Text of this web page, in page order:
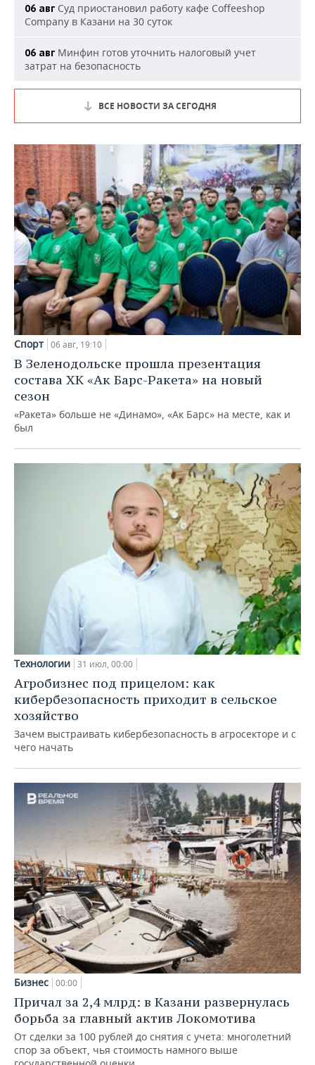
06 авг Суд приостановил работу кафе Coffeeshop
Company в Казани на 30 суток
06 авг Минфин готов уточнить налоговый учет
затрат на безопасность
ВСЕ НОВОСТИ ЗА СЕГОДНЯ
Спорт 06 авг, 19:10
В Зеленодольске прошла презентация
состава ХК «Ак Барс-Ракета» на новый
сезон
«Ракета» больше не «Динамо», «Ак Барс» на месте, как и
был
Технологии 31 июл, 00:00
Агробизнес под прицелом: как
кибербезопасность приходит в сельское
хозяйство
Зачем выстраивать кибербезопасность в агросекторе и с
чего начать
Бизнес 00:00
Причал за 2,4 млрд: в Казани развернулась
борьба за главный актив Локомотива
От сделки за 100 рублей до снятия с учета: многолетний
спор за объект, чья стоимость намного выше